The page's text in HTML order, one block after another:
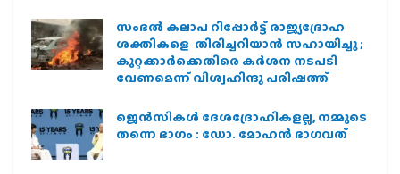
സംഭൽ കലാപ റിപ്പോർട്ട് രാജ്യദ്രോഹ
ശക്തികളെ തിരിച്ചറിയാൻ സഹായിച്ചു ;
കുറ്റക്കാർക്കെതിരെ കർശന നടപടി
വേണമെന്ന് വിശ്വഹിന്ദു പരിഷത്ത്
ജെന്‍സികള്‍ ദേശദ്രോഹികളല്ല, നമ്മുടെ
തന്നെ ഭാഗം : ഡോ. മോഹന്‍ ഭാഗവത്